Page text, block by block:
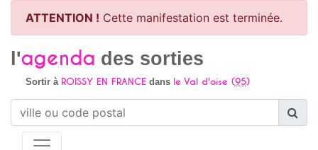
ATTENTION ! Cette manifestation est terminée.
l'agenda des sorties
Sortir à ROISSY EN FRANCEdans le Val d'oise (95)